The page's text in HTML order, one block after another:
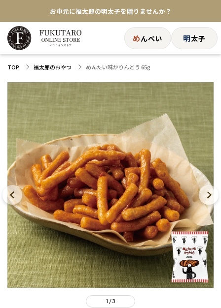
★めんべい25周年記念商品が登場★
【色々な味を試したい方へ】ポストイン！めんべい
送料全国一律770円！10,800円以上で送料無料
めんべい 明太子
TOP 福太郎のおやつ めんたい味かりんとう 65g
1 /3